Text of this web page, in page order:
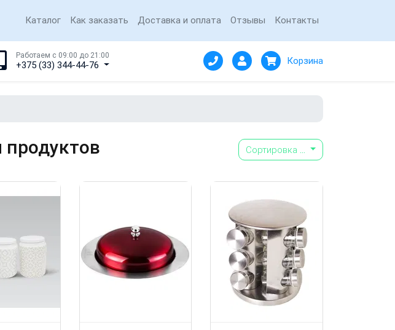
Каталог Как заказать Доставка и оплата Отзывы Контакты
Работаем с 09:00 до 21:00
+375 (33) 344-44-76 Корзина
продуктов Сортировка